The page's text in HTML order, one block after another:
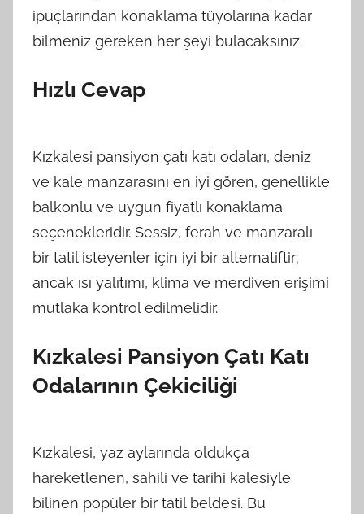
ipuçlarından konaklama tüyolarına kadar
bilmeniz gereken her şeyi bulacaksınız.
Hızlı Cevap
Kızkalesi pansiyon çatı katı odaları, deniz
ve kale manzarasını en iyi gören, genellikle
balkonlu ve uygun fiyatlı konaklama
seçenekleridir. Sessiz, ferah ve manzaralı
bir tatil isteyenler için iyi bir alternatiftir;
ancak ısı yalıtımı, klima ve merdiven erişimi
mutlaka kontrol edilmelidir.
Kızkalesi Pansiyon Çatı Katı
Odalarının Çekiciliği
Kızkalesi, yaz aylarında oldukça
hareketlenen, sahili ve tarihi kalesiyle
bilinen popüler bir tatil beldesi. Bu